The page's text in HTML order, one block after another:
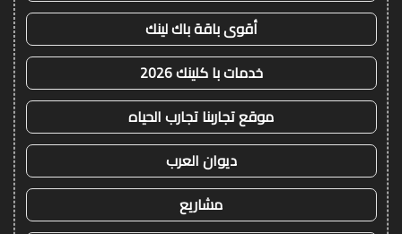
أقوى باقة باك لينك
خدمات با كلينك 2026
موقع تجاربنا تجارب الحياه
ديوان العرب
مشاريع